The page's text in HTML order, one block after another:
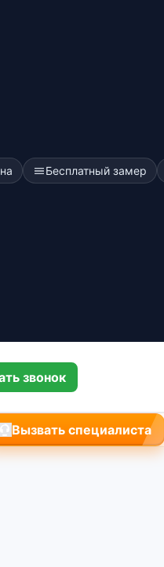
Бесплатный замер
звонок
Вызвать специалиста